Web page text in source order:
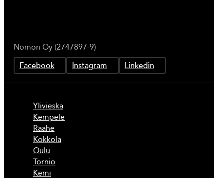
Nomon Oy (2747897-9)
Facebook Instagram Linkedin
Ylivieska
Kempele
Raahe
Kokkola
Oulu
Tornio
Kemi